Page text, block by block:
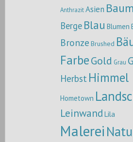
AnthrazitAsien Baum
Berge Blau Blumen
Bronze Brushed
FarbeGold Grau
Herbst Himmel
Hometown
Leinwand Lila
Malerei